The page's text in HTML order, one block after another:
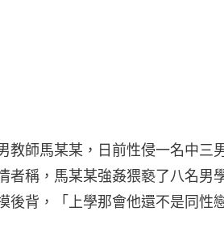
教師馬某某，日前性侵一名中三
者稱，馬某某強姦猥褻了八名男
背，「上學那會他還不是同性